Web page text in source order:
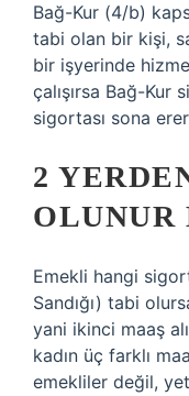
Bağ-Kur (4/b)
tabi olan bir kişi,
bir işyerinde
çalışırsa Bağ-Kur
sigortası sona
2
OLUNUR
Emekli hangi
Sandığı) tabi
yani ikinci maaş
kadın üç farklı
emekliler değil,